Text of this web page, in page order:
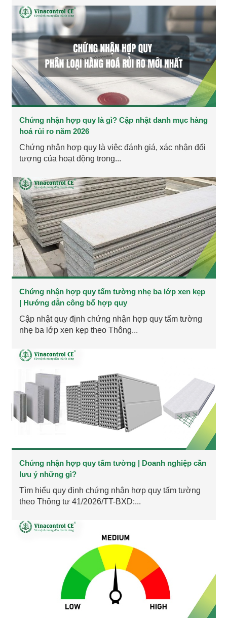
Chứng nhận hợp quy là gì? Cập nhật danh mục hàng
hoá rủi ro năm 2026
Chứng nhận hợp quy là việc đánh giá, xác nhận đối
tượng của hoạt động trong...
Chứng nhận hợp quy tấm tường nhẹ ba lớp xen kẹp
| Hướng dẫn công bố hợp quy
Cập nhật quy định chứng nhận hợp quy tấm tường
nhẹ ba lớp xen kẹp theo Thông...
Chứng nhận hợp quy tấm tường | Doanh nghiệp cần
lưu ý những gì?
Tìm hiểu quy định chứng nhận hợp quy tấm tường
theo Thông tư 41/2026/TT-BXD:...